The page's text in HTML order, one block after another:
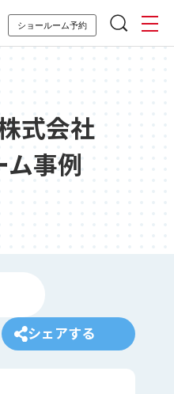
ショールーム予約
式会社
ム事例
シェアする